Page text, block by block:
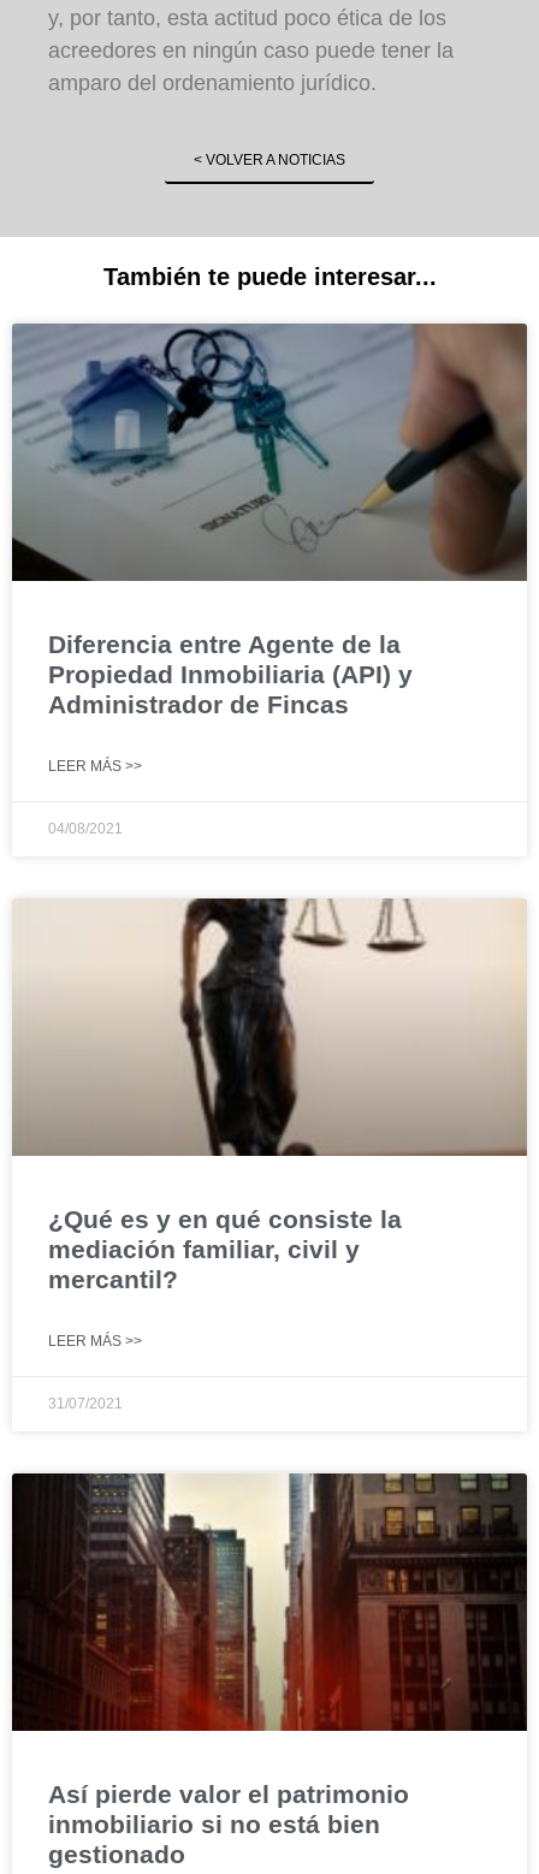
y, por tanto, esta actitud poco ética de los
acreedores en ningún caso puede tener la
amparo del ordenamiento jurídico.
< VOLVER A NOTICIAS
También te puede interesar...
Diferencia entre Agente de la
Propiedad Inmobiliaria (API) y
Administrador de Fincas
LEER MÁS >>
04/08/2021
¿Qué es y en qué consiste la
mediación familiar, civil y
mercantil?
LEER MÁS >>
31/07/2021
Así pierde valor el patrimonio
inmobiliario si no está bien
gestionado